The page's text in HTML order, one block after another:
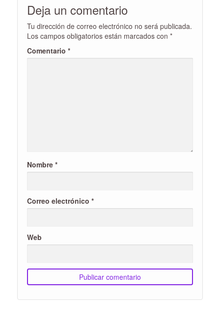
Deja un comentario
Tu dirección de correo electrónico no será publicada.
Los campos obligatorios están marcados con *
Comentario *
Nombre *
Correo electrónico *
Web